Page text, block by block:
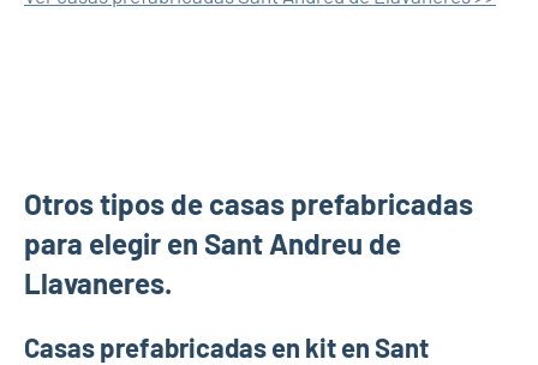
Otros tipos de casas prefabricadas
para elegir en Sant Andreu de
Llavaneres.
Casas prefabricadas en kit en Sant